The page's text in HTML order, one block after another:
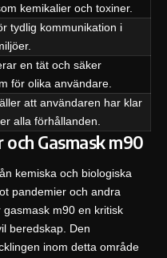
kemikalier och toxiner.
tydlig kommunikation i
en tät och säker
för olika användare.
att användaren har klar
alla förhållanden.
Gasmask m90
kemiska och biologiska
pandemier och andra
m90 en kritisk
beredskap. Den
inom detta område